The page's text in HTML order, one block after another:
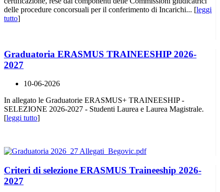
delle procedure concorsuali per il conferimento di Incarichi... [leggi
tutto]
Graduatoria ERASMUS TRAINEESHIP 2026-
2027
10-06-2026
In allegato le Graduatorie ERASMUS+ TRAINEESHIP -
SELEZIONE 2026-2027 - Studenti Laurea e Laurea Magistrale.
[leggi tutto]
Criteri di selezione ERASMUS Traineeship 2026-
2027